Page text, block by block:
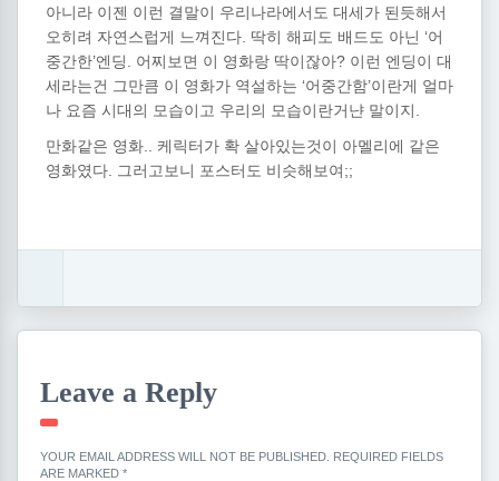
아니라 이젠 이런 결말이 우리나라에서도 대세가 된듯해서
오히려 자연스럽게 느껴진다. 딱히 해피도 배드도 아닌 ‘어
중간한’엔딩. 어찌보면 이 영화랑 딱이잖아? 이런 엔딩이 대
세라는건 그만큼 이 영화가 역설하는 ‘어중간함’이란게 얼마
나 요즘 시대의 모습이고 우리의 모습이란거냔 말이지.
만화같은 영화.. 케릭터가 확 살아있는것이 아멜리에 같은
영화였다. 그러고보니 포스터도 비슷해보여;;
Leave a Reply
YOUR EMAIL ADDRESS WILL NOT BE PUBLISHED. REQUIRED FIELDS
ARE MARKED *